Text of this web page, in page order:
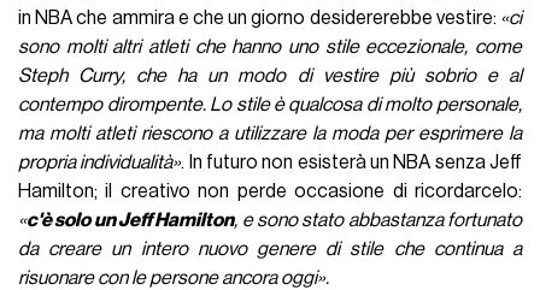
in NBA che ammira e che un giorno desidererebbe vestire: «ci
sono molti altri atleti che hanno uno stile eccezionale, come
Steph Curry, che ha un modo di vestire più sobrio e al
contempo dirompente. Lo stile è qualcosa di molto personale,
ma molti atleti riescono a utilizzare la moda per esprimere la
propria individualità». In futuro non esisterà un NBA senza Jeff
Hamilton; il creativo non perde occasione di ricordarcelo:
«c'è solo un Jeff Hamilton, e sono stato abbastanza fortunato
da creare un intero nuovo genere di stile che continua a
risuonare con le persone ancora oggi».